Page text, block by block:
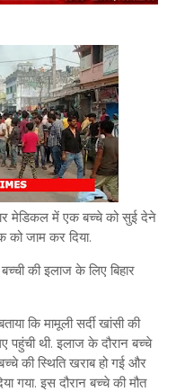
मेडिकल में एक बच्चे को सुई देने
को जाम कर दिया.
की इलाज के लिए बिहार
कि मामूली सर्दी खांसी की
पहुंची थी. इलाज के दौरान बच्चे
की स्थिति खराब हो गई और
गया. इस दौरान बच्चे की मौत